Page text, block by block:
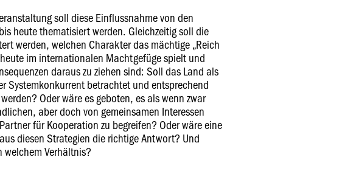
soll diese Einflussnahme von den
heute thematisiert werden. Gleichzeitig soll die
werden, welchen Charakter das mächtige „Reich
im internationalen Machtgefüge spielt und
daraus zu ziehen sind: Soll das Land als
Systemkonkurrent betrachtet und entsprechend
Oder wäre es geboten, es als wenn zwar
aber doch von gemeinsamen Interessen
für Kooperation zu begreifen? Oder wäre eine
diesen Strategien die richtige Antwort? Und
welchem Verhältnis?